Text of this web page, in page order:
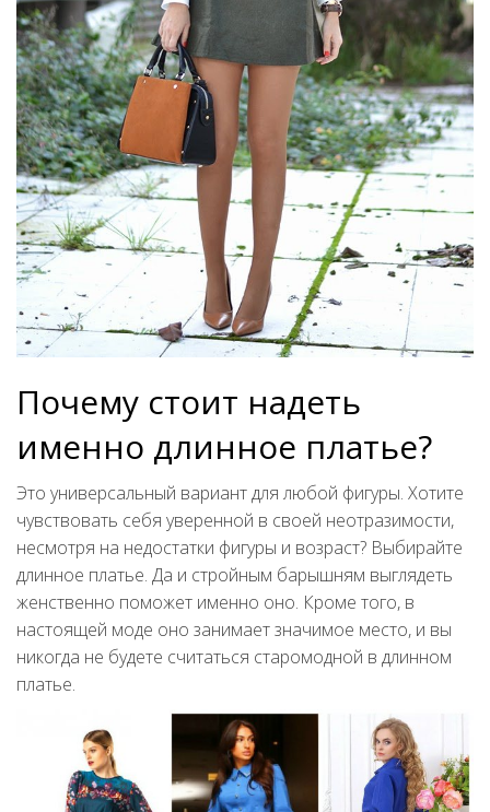
Почему стоит надеть
именно длинное платье?
Это универсальный вариант для любой фигуры. Хотите
чувствовать себя уверенной в своей неотразимости,
несмотря на недостатки фигуры и возраст? Выбирайте
длинное платье. Да и стройным барышням выглядеть
женственно поможет именно оно. Кроме того, в
настоящей моде оно занимает значимое место, и вы
никогда не будете считаться старомодной в длинном
платье.